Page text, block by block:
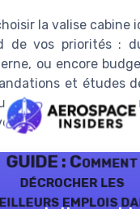
la valise cabine
de vos priorités :
ou encore
et études
la valise
GUIDE : Comment
décrocher les
emplois